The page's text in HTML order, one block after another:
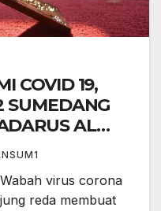
COVID 19,
SUMEDANG
AL
virus corona
reda membuat